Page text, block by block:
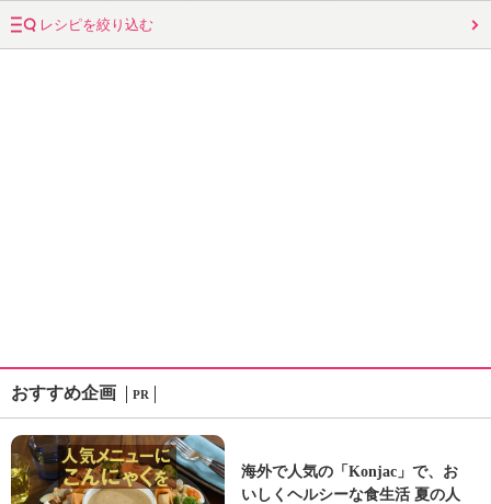
レシピを絞り込む
おすすめ企画 PR
海外で人気の「Konjac」で、お
いしくヘルシーな食生活 夏の人